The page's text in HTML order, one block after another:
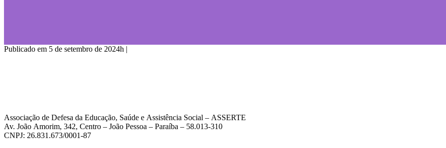
Publicado em 5 de setembro de 2024h |
Associação de Defesa da Educação, Saúde e Assistência Social – ASSERTE
Av. João Amorim, 342, Centro – João Pessoa – Paraíba – 58.013-310
CNPJ: 26.831.673/0001-87